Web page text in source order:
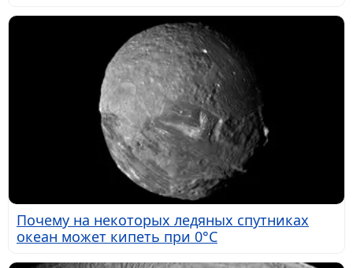
Почему на некоторых ледяных спутниках
океан может кипеть при 0°C